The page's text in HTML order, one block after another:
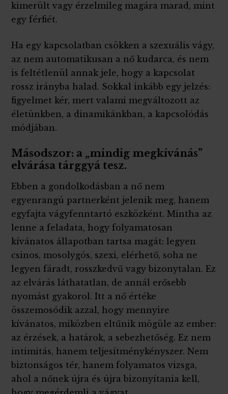
kimerült vagy érzelmileg magára marad, mint
egy férfiét.
Ha egy kapcsolatban csökken a szexuális vágy,
az nem automatikusan a nő kudarca, és nem
is feltétlenül annak jele, hogy a kapcsolat
rossz irányba halad. Sokkal inkább egy jelzés:
figyelmet kér, mert valami megváltozott az
életünkben, a dinamikánkban, a kapcsolódás
módjában.
Másodszor: a „mindig megkívánás”
elvárása tárggyá tesz.
Ebben a gondolkodásban a nő nem
egyenrangú partnerként jelenik meg, hanem
egyfajta vágyfenntartó eszközként. Mintha az
lenne a feladata, hogy folyamatosan
kívánatos állapotban tartsa magát: legyen
csinos, mosolygós, szexi, elérhető, soha ne
legyen fáradt, rosszkedvű vagy bizonytalan. Ez
az elvárás láthatatlan, de annál erősebb
nyomást gyakorol. Itt a nő értéke
összemosódik azzal, hogy mennyire
kívánatos, miközben eltűnik mögüle az ember:
az érzések, a határok, a sebezhetőség. Ez nem
intimitás, hanem teljesítménykényszer. Nem
biztonságos tér, hanem folyamatos vizsga,
ahol a nőnek újra és újra bizonyítania kell,